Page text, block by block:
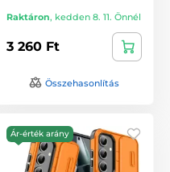
Raktáron, kedden 8. 11. Önnél
3 260 Ft
Összehasonlítás
Ár-érték arány